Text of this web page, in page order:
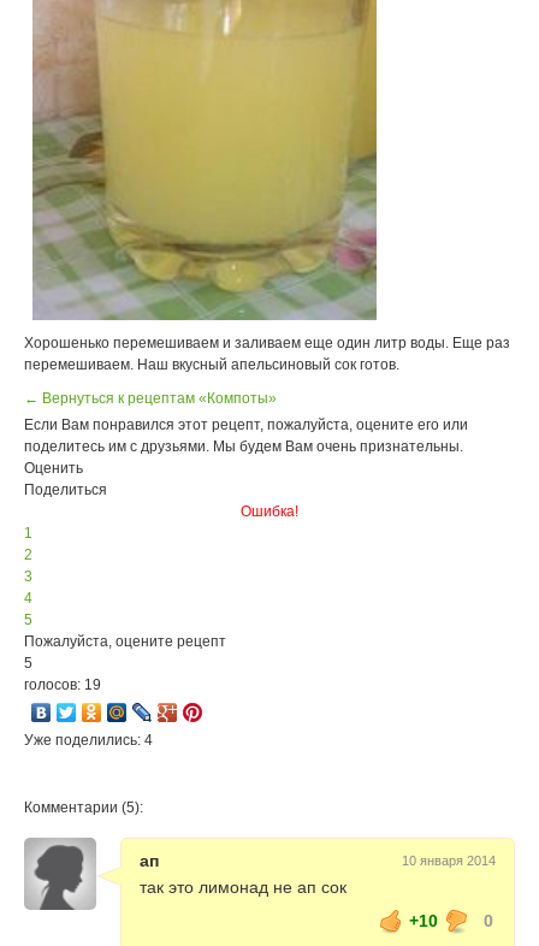
Хорошенько перемешиваем и заливаем еще один литр воды. Еще раз
перемешиваем. Наш вкусный апельсиновый сок готов.
← Вернуться к рецептам «Компоты»
Если Вам понравился этот рецепт, пожалуйста, оцените его или
поделитесь им с друзьями. Мы будем Вам очень признательны.
Оценить
Поделиться
Ошибка!
1
2
3
4
5
Пожалуйста, оцените рецепт
5
голосов: 19
Уже поделились: 4
Комментарии (5):
ап 10 января 2014
так это лимонад не ап сок
+10
0